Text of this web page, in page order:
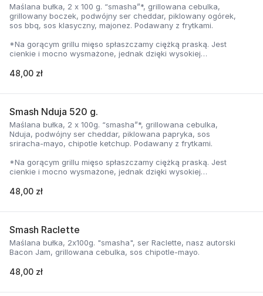
Maślana bułka, 2 x 100 g. “smasha”*, grillowana cebulka,
grillowany boczek, podwójny ser cheddar, piklowany ogórek,
sos bbq, sos klasyczny, majonez. Podawany z frytkami.
*Na gorącym grillu mięso spłaszczamy ciężką praską. Jest
cienkie i mocno wysmażone, jednak dzięki wysokiej
delikatną soczystość.
48,00 zł
Smash Nduja 520 g.
Maślana bułka, 2 x 100g. “smasha”*, grillowana cebulka,
Nduja, podwójny ser cheddar, piklowana papryka, sos
sriracha-mayo, chipotle ketchup. Podawany z frytkami.
*Na gorącym grillu mięso spłaszczamy ciężką praską. Jest
cienkie i mocno wysmażone, jednak dzięki wysokiej
delikatną soczystość.
48,00 zł
Smash Raclette
Maślana bułka, 2x100g. "smasha", ser Raclette, nasz autorski
Bacon Jam, grillowana cebulka, sos chipotle-mayo.
48,00 zł